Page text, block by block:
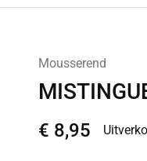
Mousserend
€ 8,95